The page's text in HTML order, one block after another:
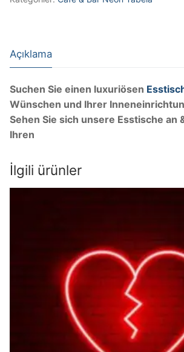
Açıklama
Suchen Sie einen luxuriösen
Wünschen und Ihrer
Sehen Sie sich unsere Esstische an
Ihren
İlgili ürünler